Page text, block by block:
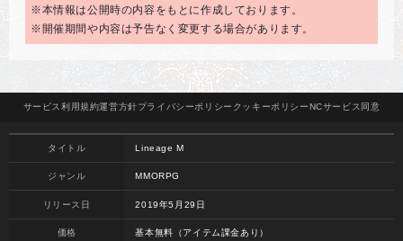
※本情報は公開時の内容をもとに作成しております。
※開催期間や内容は予告なく変更する場合があります。
サービス 利用規約運営方針プライバシーポリシー クッキーポリシーNCサービス 同意
タイトル Lineage M
ジャンル MMORPG
リリース日 2019年5月29日
価格 基本無料（アイテム課金あり）